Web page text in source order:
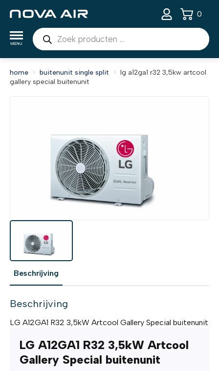
Producten
zoeken
0
home buitenunit single split
lg a12ga1 r32 3,5kw artcool
gallery special buitenunit
Beschrijving
Beschrijving
LG A12GA1 R32 3,5kW Artcool Gallery Special buitenunit
LG A12GA1 R32 3,5kW Artcool
Gallery Special buitenunit